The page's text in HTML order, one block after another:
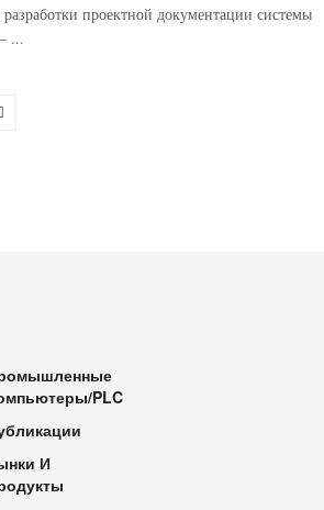
проектной документации системы
...
PLC
И